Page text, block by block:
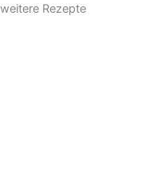
weitere Rezepte